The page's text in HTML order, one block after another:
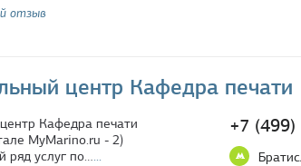
отзыв
центр Кафедра печати
+7
Кафедра печати
MyMarino.ru - 2)
ряд услуг по…...